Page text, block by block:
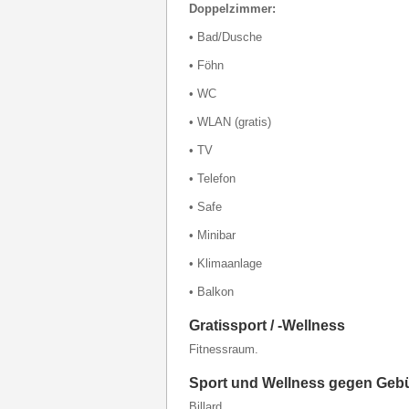
Doppelzimmer:
• Bad/Dusche
• Föhn
• WC
• WLAN (gratis)
• TV
• Telefon
• Safe
• Minibar
• Klimaanlage
• Balkon
Gratissport / -Wellness
Fitnessraum.
Sport und Wellness gegen